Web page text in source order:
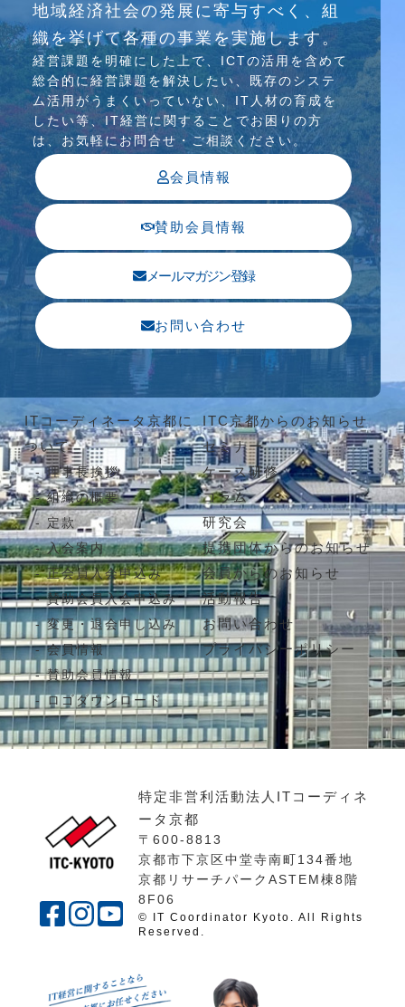
介護ソリューション研究会、WEB/SNS研究会を
行っています
地域経済社会の発展に寄与すべく、組
織を挙げて各種の事業を実施します。
経営課題を明確にした上で、ICTの活⽤を含めて
総合的に経営課題を解決したい、既存のシステ
ム活⽤がうまくいっていない、IT⼈材の育成を
したい等、IT経営に関することでお困りの⽅
は、お気軽にお問合せ・ご相談ください。
会員情報
賛助会員情報
メールマガジン登録
お問い合わせ
ITコーディネータ京都に
ついて
理事長挨拶
組織の概要
定款
入会案内
正会員入会申込み
賛助会員入会申込み
変更・退会申し込み
会員情報
賛助会員情報
ロゴダウンロード
ITC京都からのお知らせ
セミナー
ケース研修
コラム
研究会
提携団体からのお知らせ
会員からのお知らせ
活動報告
お問い合わせ
プライバシーポリシー
特定非営利活動法人ITコーディネ
ータ京都
〒600-8813
京都市下京区中堂寺南町134番地
京都リサーチパークASTEM棟8階
8F06
© IT Coordinator Kyoto. All Rights
Reserved.